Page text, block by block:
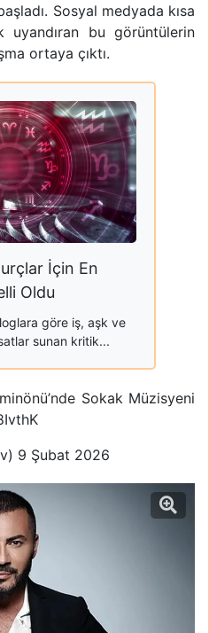
Sosyal medyada kısa
uyandıran bu görüntülerin
ortaya çıktı.
İçin En
Oldu
göre iş, aşk ve
sunan kritik...
Sokak Müzisyeni
9 Şubat 2026